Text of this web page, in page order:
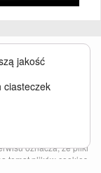
w celu
a ponadto w
oznacza, że pliki
tematplików cookies
jakość
ciasteczek